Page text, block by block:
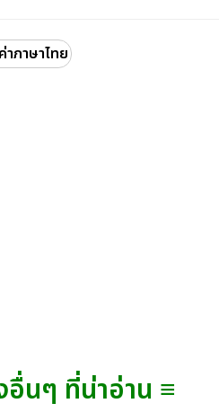
ภาษาไทย
อื่นๆ ที่น่าอ่าน ≡